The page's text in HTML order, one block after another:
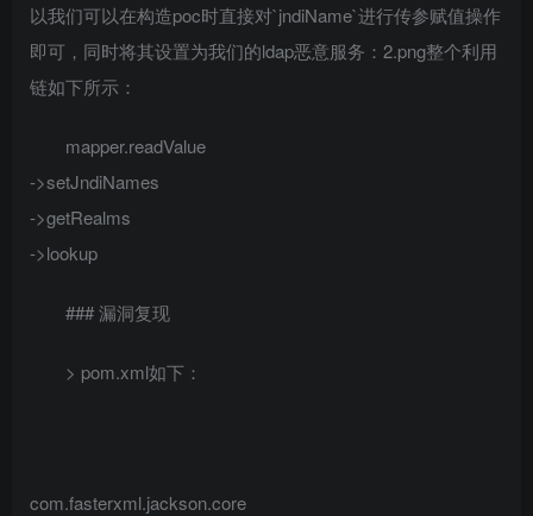
以我们可以在构造poc时直接对`jndiName`进行传参赋值操作
即可，同时将其设置为我们的ldap恶意服务：2.png整个利用
链如下所示：
mapper.readValue
->setJndiNames
->getRealms
->lookup
### 漏洞复现
> pom.xml如下：
com.fasterxml.jackson.core